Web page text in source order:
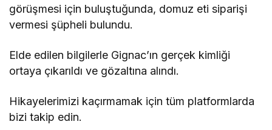
görüşmesi için buluştuğunda, domuz eti siparişi
vermesi şüpheli bulundu.
Elde edilen bilgilerle Gignac’ın gerçek kimliği
ortaya çıkarıldı ve gözaltına alındı.
Hikayelerimizi kaçırmamak için tüm platformlarda
bizi takip edin.